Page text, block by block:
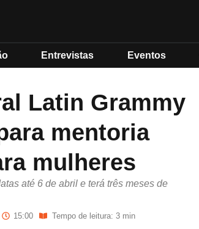
Entrevistas Eventos
Latin Grammy
mentoria
mulheres
até 6 de abril e terá três meses de
15:00 Tempo de leitura: 3 min